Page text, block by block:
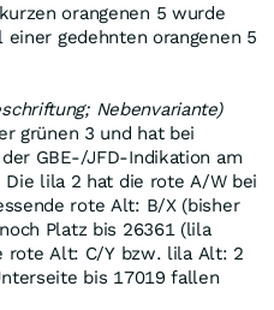
orangenen 5 wurde
gedehnten orangenen 5
Nebenvariante)
grünen 3 und hat bei
GBE-/JFD-Indikation am
lila 2 hat die rote A/W bei
rote Alt: B/X (bisher
Platz bis 26361 (lila
rote Alt: C/Y bzw. lila Alt: 2
bis 17019 fallen